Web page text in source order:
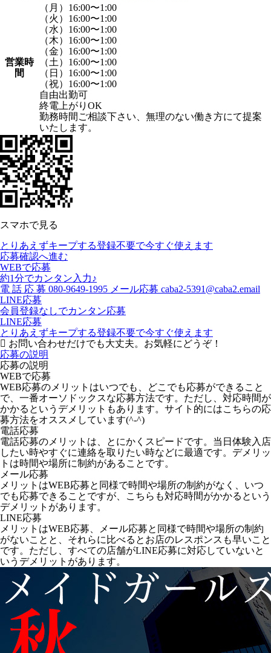
営業時
間
（月）16:00〜1:00
（火）16:00〜1:00
（水）16:00〜1:00
（木）16:00〜1:00
（金）16:00〜1:00
（土）16:00〜1:00
（日）16:00〜1:00
（祝）16:00〜1:00
自由出勤可
終電上がりOK
勤務時間ご相談下さい、無理のない働き方にて提案
いたします。
スマホで見る
とりあえずキープする登録不要で今すぐ使えます
応募確認へ進む
WEBで応募
約1分でカンタン入力♪
電 話 応 募 080-9649-1995 メール応募 caba2-5391@caba2.email
LINE応募
会員登録なしでカンタン応募
LINE応募
とりあえずキープする登録不要で今すぐ使えます
お問い合わせだけでも大丈夫。お気軽にどうぞ！
応募の説明
応募の説明
WEBで応募
WEB応募のメリットはいつでも、どこでも応募ができること
で、一番オーソドックスな応募方法です。ただし、対応時間が
かかるというデメリットもあります。サイト的にはこちらの応
募方法をオススメしています(^-^)
電話応募
電話応募のメリットは、とにかくスピードです。当日体験入店
したい時やすぐに連絡を取りたい時などに最適です。デメリッ
トは時間や場所に制約があることです。
メール応募
メリットはWEB応募と同様で時間や場所の制約がなく、いつ
でも応募できることですが、こちらも対応時間がかかるという
デメリットがあります。
LINE応募
メリットはWEB応募、メール応募と同様で時間や場所の制約
がないことと、それらに比べるとお店のレスポンスも早いこと
です。ただし、すべての店舗がLINE応募に対応していないと
いうデメリットがあります。